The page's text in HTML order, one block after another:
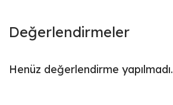
Değerlendirmeler
Henüz değerlendirme yapılmadı.